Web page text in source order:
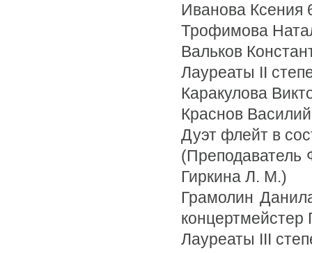
Иванова Ксения
Трофимова
Вальков
Лауреаты II
Каракулова
Краснов
Дуэт флейт в
Гиркина Л. М.)
Грамолин
Лауреаты III